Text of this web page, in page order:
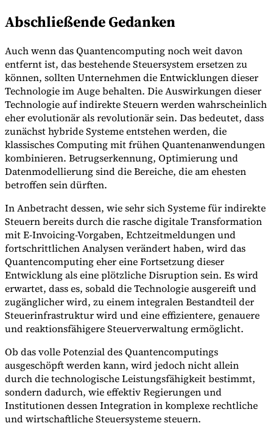
Abschließende Gedanken
Auch wenn das Quantencomputing noch weit davon
entfernt ist, das bestehende Steuersystem ersetzen zu
können, sollten Unternehmen die Entwicklungen dieser
Technologie im Auge behalten. Die Auswirkungen dieser
Technologie auf indirekte Steuern werden wahrscheinlich
eher evolutionär als revolutionär sein. Das bedeutet, dass
zunächst hybride Systeme entstehen werden, die
klassisches Computing mit frühen Quantenanwendungen
kombinieren. Betrugserkennung, Optimierung und
Datenmodellierung sind die Bereiche, die am ehesten
betroffen sein dürften.
In Anbetracht dessen, wie sehr sich Systeme für indirekte
Steuern bereits durch die rasche digitale Transformation
mit E-Invoicing-Vorgaben, Echtzeitmeldungen und
fortschrittlichen Analysen verändert haben, wird das
Quantencomputing eher eine Fortsetzung dieser
Entwicklung als eine plötzliche Disruption sein. Es wird
erwartet, dass es, sobald die Technologie ausgereift und
zugänglicher wird, zu einem integralen Bestandteil der
Steuerinfrastruktur wird und eine effizientere, genauere
und reaktionsfähigere Steuerverwaltung ermöglicht.
Ob das volle Potenzial des Quantencomputings
ausgeschöpft werden kann, wird jedoch nicht allein
durch die technologische Leistungsfähigkeit bestimmt,
sondern dadurch, wie effektiv Regierungen und
Institutionen dessen Integration in komplexe rechtliche
und wirtschaftliche Steuersysteme steuern.